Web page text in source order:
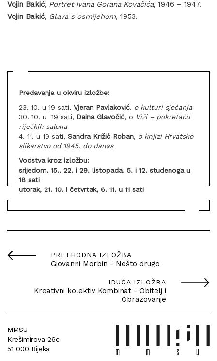
Vojin Bakić, Portret Ivana Gorana Kovačića, 1946 – 1947.
Vojin Bakić, Glava s osmijehom, 1953.
Predavanja u okviru izložbe:
23. 10. u 19 sati, Vjeran Pavlaković, o kulturi sjećanja
30. 10. u 19 sati, Daina Glavočić, o Viži – pokretaču
riječkih salona
4. 11. u 19 sati, Sandra Križić Roban, o knjizi Hrvatsko
slikarstvo od 1945. do danas
Vodstva kroz izložbu:
srijedom, 15., 22. i 29. listopada, 5. i 12. studenoga u
18 sati
utorak, 21. 10. i četvrtak, 6. 11. u 11 sati
PRETHODNA IZLOŽBA
Giovanni Morbin - Nešto drugo
IDUĆA IZLOŽBA
Kreativni kolektiv Kombinat - Obitelj i
Obrazovanje
MMSU
Krešimirova 26c
51 000 Rijeka